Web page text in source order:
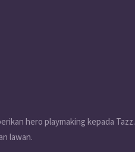
hero playmaking kepada Tazz.
lawan.